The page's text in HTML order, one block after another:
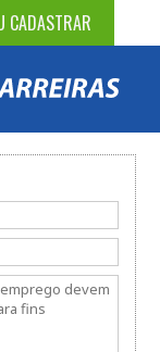
CADASTRAR